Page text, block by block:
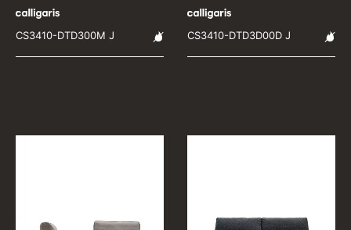
CS3410-DTD300M J CS3410-DTD3D00D J